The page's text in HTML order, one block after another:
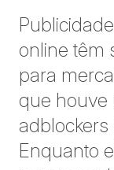
online têm
para
que houve
Enquanto